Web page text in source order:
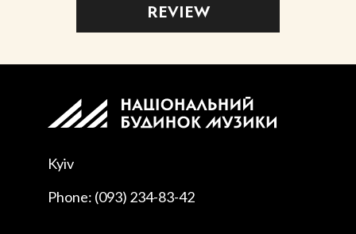
REVIEW
Kyiv
Phone: (093) 234-83-42